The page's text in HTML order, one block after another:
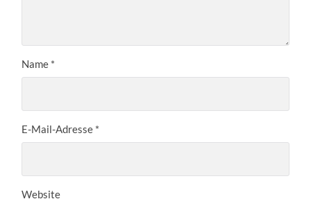
Name *
E-Mail-Adresse *
Website